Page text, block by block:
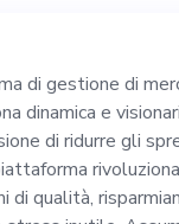
di gestione di
dinamica e
di ridurre gli
di qualità,